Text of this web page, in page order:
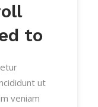
to
ut
veniam